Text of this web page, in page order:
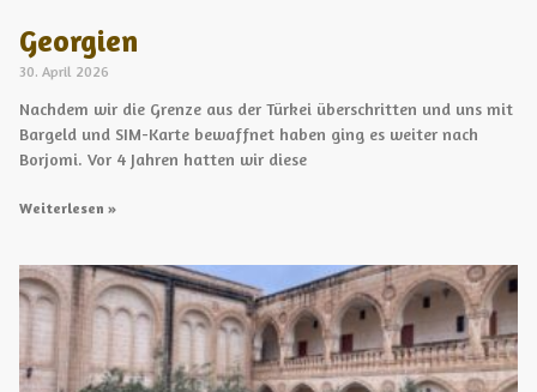
Georgien
30. April 2026
Nachdem wir die Grenze aus der Türkei überschritten und uns mit
Bargeld und SIM-Karte bewaffnet haben ging es weiter nach
Borjomi. Vor 4 Jahren hatten wir diese
Weiterlesen »